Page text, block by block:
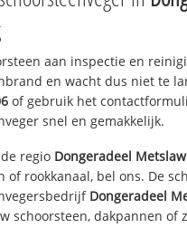
aan inspectie en
en wacht dus niet te
of gebruik het
snel en gemakkelijk.
regio Dongeradeel
of rookkanaal, bel ons. De
Dongeradeel
schoorsteen, dakpannen of